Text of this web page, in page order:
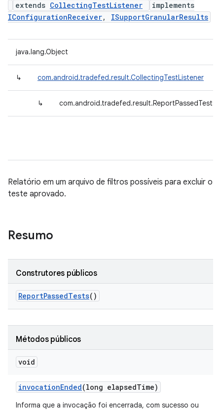
extends CollectingTestListener
implements
IConfigurationReceiver, ISupportGranularResults
java.lang.Object
↳ com.android.tradefed.result.CollectingTestListener
↳ com.android.tradefed.result.ReportPassedTests
Relatório em um arquivo de filtros possíveis para excluir o
teste aprovado.
Resumo
Construtores públicos
ReportPassedTests()
Métodos públicos
void
invocationEnded(long elapsedTime)
Informa que a invocação foi encerrada, com sucesso ou